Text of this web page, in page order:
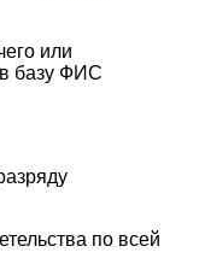
или
базу ФИС
по всей